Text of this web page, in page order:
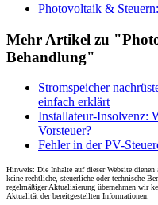
Photovoltaik &
Mehr Artikel zu
Behandlung"
Stromspeicher
einfach erklärt
Installateur-Insolvenz:
Vorsteuer?
Fehler in der PV-
Hinweis: Die Inhalte auf dieser Website
keine rechtliche, steuerliche oder technische
regelmäßiger Aktualisierung übernehmen wir
Aktualität der bereitgestellten Informationen.